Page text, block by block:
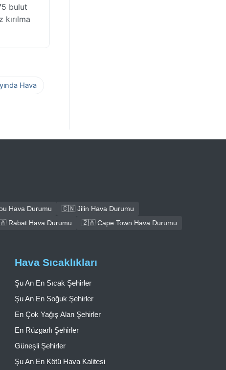
bulut
Hava
Hava Durumu
🇨🇳 Jilin Hava Durumu
Rabat Hava Durumu
🇿🇦 Cape Town Hava Durumu
Hava Sıcaklıkları
Şu An En Sıcak Şehirler
Şu An En Soğuk Şehirler
En Çok Yağış Alan Şehirler
En Rüzgarlı Şehirler
Güneşli Şehirler
Şu An En Kötü Hava Kalitesi